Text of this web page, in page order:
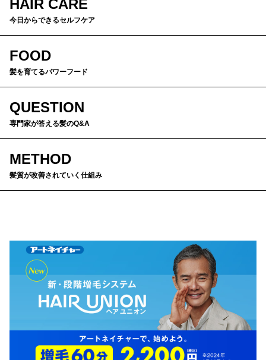
HAIR CARE
今日からできるセルフケア
FOOD
髪を育てるパワーフード
QUESTION
専門家が答える髪のQ&A
METHOD
髪質が改善されていく仕組み